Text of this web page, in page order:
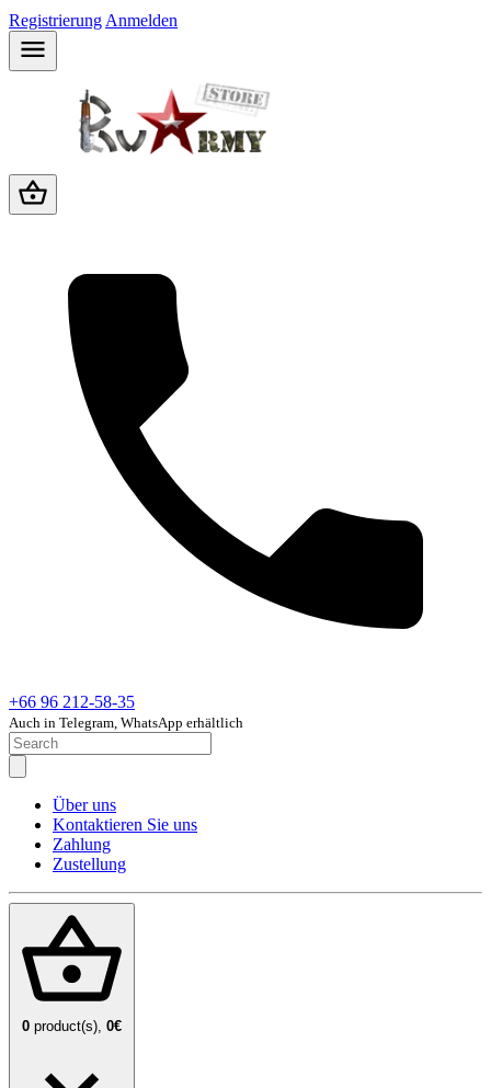
Registrierung Anmelden
+66 96 212-58-35
Auch in Telegram, WhatsApp erhältlich
Über uns
Kontaktieren Sie uns
Zahlung
Zustellung
0 product(s), 0€